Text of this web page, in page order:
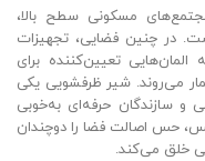
مسکونی سطح بالا،
در چنین فضایی، تجهیزات
المان‌هایی تعیین‌کننده برای
می‌روند. شیر ظرفشویی یکی
و سازندگان حرفه‌ای به‌خوبی
حس اصالت فضا را دوچندان
خلق می‌کند.